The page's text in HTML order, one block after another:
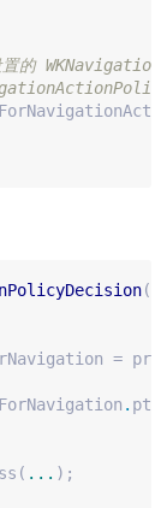
的
(
=
.
... );